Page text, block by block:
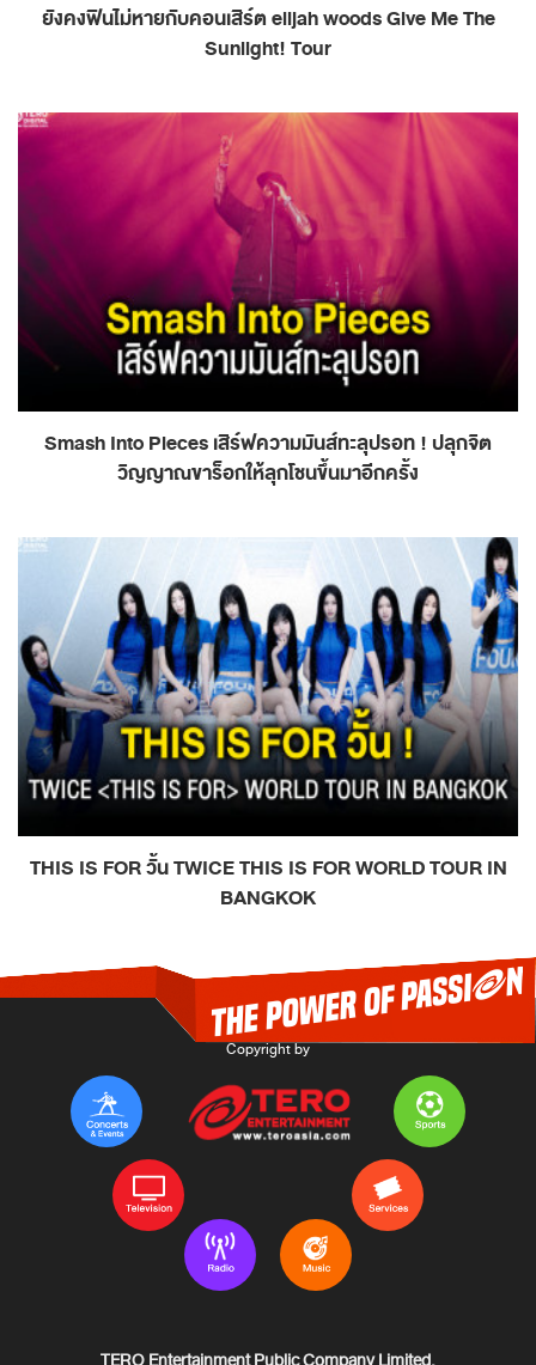
ยังคงฟินไม่หายกับคอนเสิร์ต elijah woods Give Me The
Sunlight! Tour
Smash Into Pieces เสิร์ฟความมันส์ทะลุปรอท ! ปลุกจิต
วิญญาณขาร็อกให้ลุกโชนขึ้นมาอีกครั้ง
THIS IS FOR วั้น TWICE THIS IS FOR WORLD TOUR IN
BANGKOK